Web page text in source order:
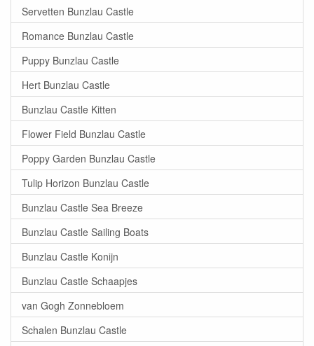
Servetten Bunzlau Castle
Romance Bunzlau Castle
Puppy Bunzlau Castle
Hert Bunzlau Castle
Bunzlau Castle Kitten
Flower Field Bunzlau Castle
Poppy Garden Bunzlau Castle
Tulip Horizon Bunzlau Castle
Bunzlau Castle Sea Breeze
Bunzlau Castle Sailing Boats
Bunzlau Castle Konijn
Bunzlau Castle Schaapjes
van Gogh Zonnebloem
Schalen Bunzlau Castle